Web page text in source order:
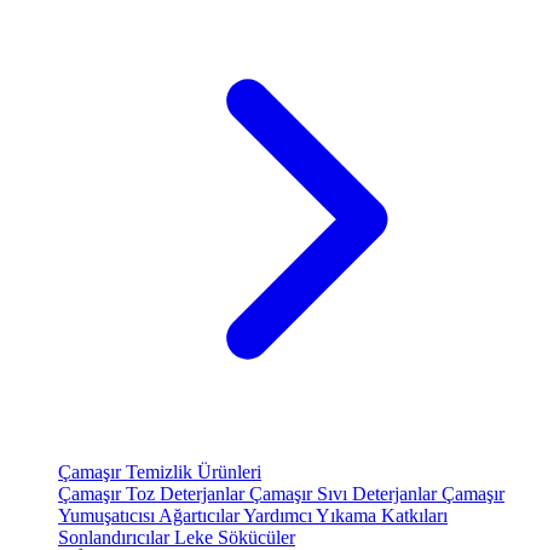
Çamaşır Temizlik Ürünleri
Çamaşır Toz DeterjanlarÇamaşır Sıvı DeterjanlarÇamaşır
Yumuşatıcısı AğartıcılarYardımcı Yıkama Katkıları
SonlandırıcılarLeke Sökücüler